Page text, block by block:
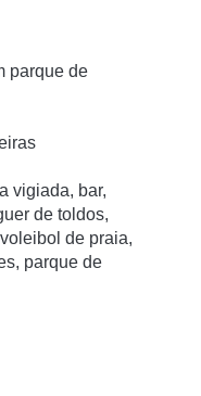
parque de
vigiada, bar,
de toldos,
de praia,
parque de